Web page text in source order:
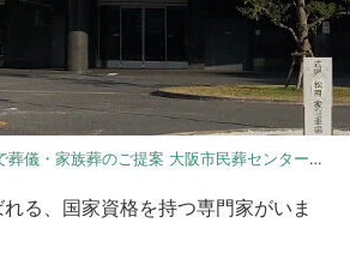
葬儀・家族葬のご提案 大阪市民葬センター
る、国家資格を持つ専門家がいま